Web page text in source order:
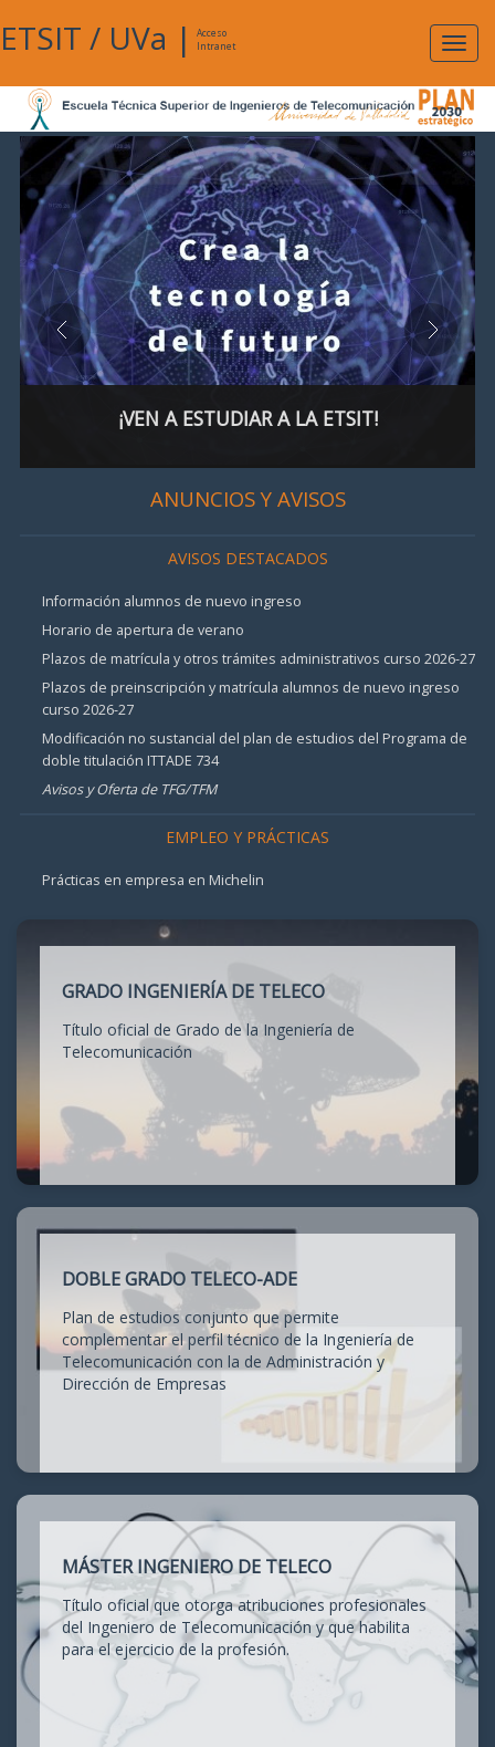
ETSIT / UVa |
Acceso
Intranet
¡VEN A ESTUDIAR A LA ETSIT!
ANUNCIOS Y AVISOS
AVISOS DESTACADOS
Información alumnos de nuevo ingreso
Horario de apertura de verano
Plazos de matrícula y otros trámites administrativos curso 2026-27
Plazos de preinscripción y matrícula alumnos de nuevo ingreso
curso 2026-27
Modificación no sustancial del plan de estudios del Programa de
doble titulación ITTADE 734
Avisos y Oferta de TFG/TFM
EMPLEO Y PRÁCTICAS
Prácticas en empresa en Michelin
GRADO INGENIERÍA DE TELECO
Título oficial de Grado de la Ingeniería de
Telecomunicación
DOBLE GRADO TELECO-ADE
Plan de estudios conjunto que permite
complementar el perfil técnico de la Ingeniería de
Telecomunicación con la de Administración y
Dirección de Empresas
MÁSTER INGENIERO DE TELECO
Título oficial que otorga atribuciones profesionales
del Ingeniero de Telecomunicación y que habilita
para el ejercicio de la profesión.